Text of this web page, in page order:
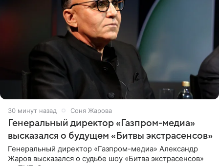
30 минут назад Соня Жарова
Генеральный директор «Газпром-медиа»
высказался о будущем «Битвы экстрасенсов»
Генеральный директор «Газпром-медиа» Александр
Жаров высказался о судьбе шоу «Битва экстрасенсов»